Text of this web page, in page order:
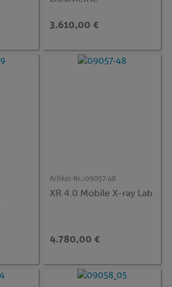
3.610,00 €
Artikel-Nr.:09057-48
XR 4.0 Mobile X-ray Lab
4.780,00 €